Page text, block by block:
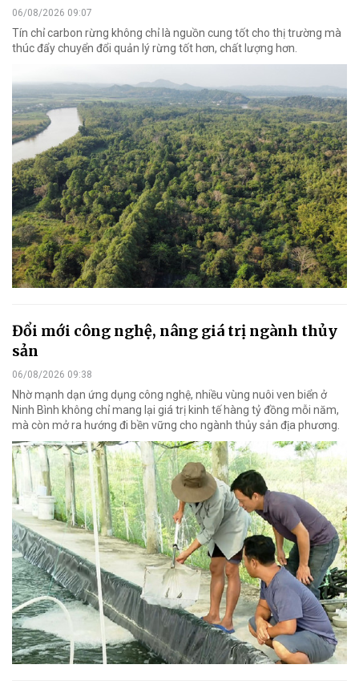
06/08/2026 09:07
Tín chỉ carbon rừng không chỉ là nguồn cung tốt cho thị trường mà
thúc đẩy chuyển đổi quản lý rừng tốt hơn, chất lượng hơn.
Đổi mới công nghệ, nâng giá trị ngành thủy
sản
06/08/2026 09:38
Nhờ mạnh dạn ứng dụng công nghệ, nhiều vùng nuôi ven biển ở
Ninh Bình không chỉ mang lại giá trị kinh tế hàng tỷ đồng mỗi năm,
mà còn mở ra hướng đi bền vững cho ngành thủy sản địa phương.